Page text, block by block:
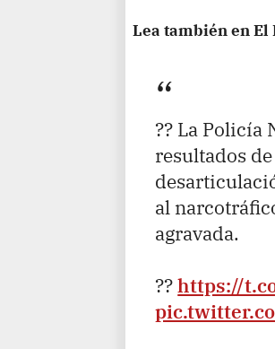
Lea también en El
?? La Policía
resultados
al
agravada.
??https://